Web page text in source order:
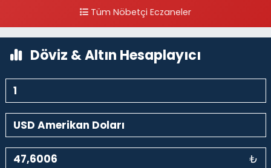
Tüm Nöbetçi Eczaneler
Döviz & Altın Hesaplayıcı
₺